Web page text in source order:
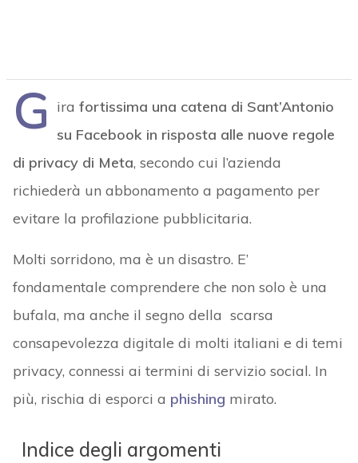
G ira fortissima una catena di Sant’Antonio
su Facebook in risposta alle nuove regole
di privacy di Meta, secondo cui l’azienda
richiederà un abbonamento a pagamento per
evitare la profilazione pubblicitaria.
Molti sorridono, ma è un disastro. E’
fondamentale comprendere che non solo è una
bufala, ma anche il segno della scarsa
consapevolezza digitale di molti italiani e di temi
privacy, connessi ai termini di servizio social. In
più, rischia di esporci a phishing mirato.
Indice degli argomenti